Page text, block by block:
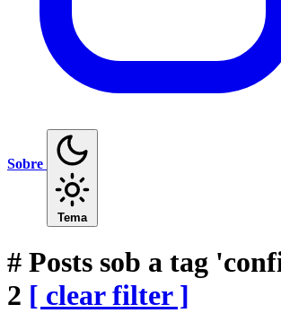
Sobre
Tema
# Posts sob a tag
2 [ clear filter ]